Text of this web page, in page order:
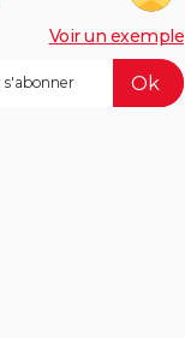
Voir un exemple